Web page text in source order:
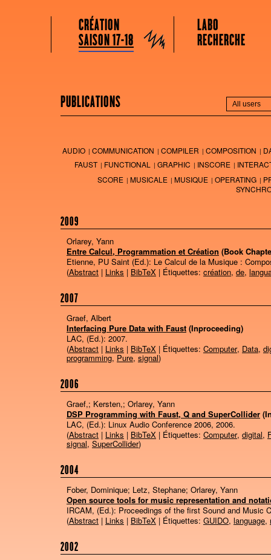
Grame
Menu principal
Aller au contenu principal
Aller au contenu secondaire
CRÉATION
SAISON 17-18
LABO
RECHERCHE
PUBLICATIONS
AUDIO COMMUNICATION COMPILER COMPOSITION
FAUST
FUNCTIONAL GRAPHIC INSCORE
SCORE
MUSICALE MUSIQUE OPERATING
2009
Orlarey, Yann
Entre Calcul, Programmation et Création (Book
Etienne, PU Saint (Ed.): Le Calcul de la Musique :
(Abstract | Links | BibTeX | Étiquettes: création, de,
2007
Graef, Albert
Interfacing Pure Data with Faust (Inproceeding)
LAC, (Ed.): 2007.
(Abstract | Links | BibTeX | Étiquettes: Computer, Data,
programming, Pure, signal)
2006
Graef,; Kersten,; Orlarey, Yann
DSP Programming with Faust, Q and SuperCollider
LAC, (Ed.): Linux Audio Conference 2006, 2006.
(Abstract | Links | BibTeX | Étiquettes: Computer, digital,
signal, SuperCollider)
2004
Fober, Dominique; Letz, Stephane; Orlarey, Yann
Open source tools for music representation and
IRCAM, (Ed.): Proceedings of the first Sound and Music
(Abstract | Links | BibTeX | Étiquettes: GUIDO, language,
2002